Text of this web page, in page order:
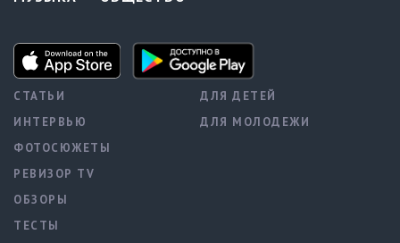
СТАТЬИ
ИНТЕРВЬЮ
ФОТОСЮЖЕТЫ
РЕВИЗОР TV
ОБЗОРЫ
ТЕСТЫ
ДЛЯ ДЕТЕЙ
ДЛЯ МОЛОДЕЖИ